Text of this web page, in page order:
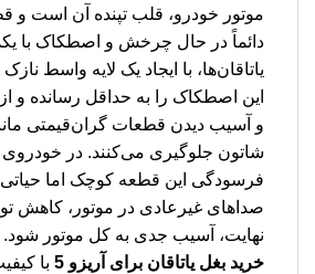
موتور خودرو، قلب تپنده آن است و
دائماً در حال چرخش و اصطکاک با
یاتاقان‌ها، با ایجاد یک لایه واسط
این اصطکاک را به حداقل رسانده و
و آسیب دیدن قطعات گران‌قیمتی
فرسودگی این قطعه کوچک اما حیاتی
صداهای غیرعادی در موتور، کاهش
نهایت، آسیب جدی به کل موتور شود.
خرید بغل یاتاقان برای آریزو 5
با